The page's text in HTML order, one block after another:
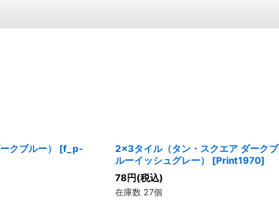
クブルー） [f_p-
2x3タイル（タン・スクエア ダークブ
ルーイッシュグレー）
[Print1970]
78円(税込)
在庫数 27個